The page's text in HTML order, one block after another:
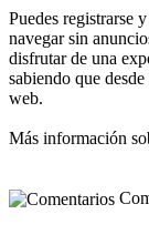
Puedes registrarse
navegar sin
disfrutar de una
sabiendo que desde
web.
Más información